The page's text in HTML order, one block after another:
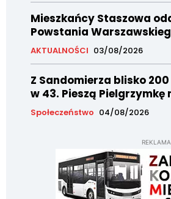
Mieszkańcy Staszowa
Powstania
AKTUALNOŚCI 03/08/2026
Z Sandomierza blisko
w 43. Pieszą Pielgrzymkę
Społeczeństwo 04/08/2026
REKLAMA